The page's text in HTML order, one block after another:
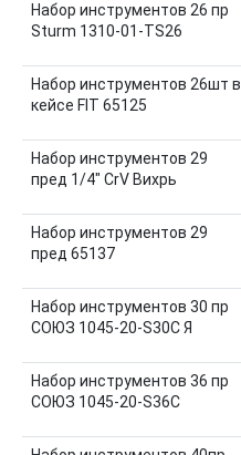
Набор инструментов 26 пр
Sturm 1310-01-TS26
Набор инструментов 26шт в
кейсе FIT 65125
Набор инструментов 29
пред 1/4" CrV Вихрь
Набор инструментов 29
пред 65137
Набор инструментов 30 пр
СОЮЗ 1045-20-S30C Я
Набор инструментов 36 пр
СОЮЗ 1045-20-S36C